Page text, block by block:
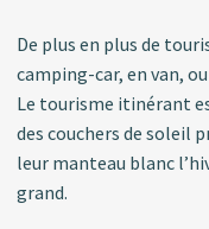
De plus en plus de
camping-car, en van,
Le tourisme itinérant
des couchers de soleil
leur manteau blanc
grand.